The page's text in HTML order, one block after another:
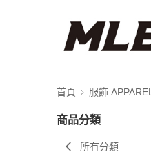
首頁 服飾 APPAREL
商品分類
所有分類